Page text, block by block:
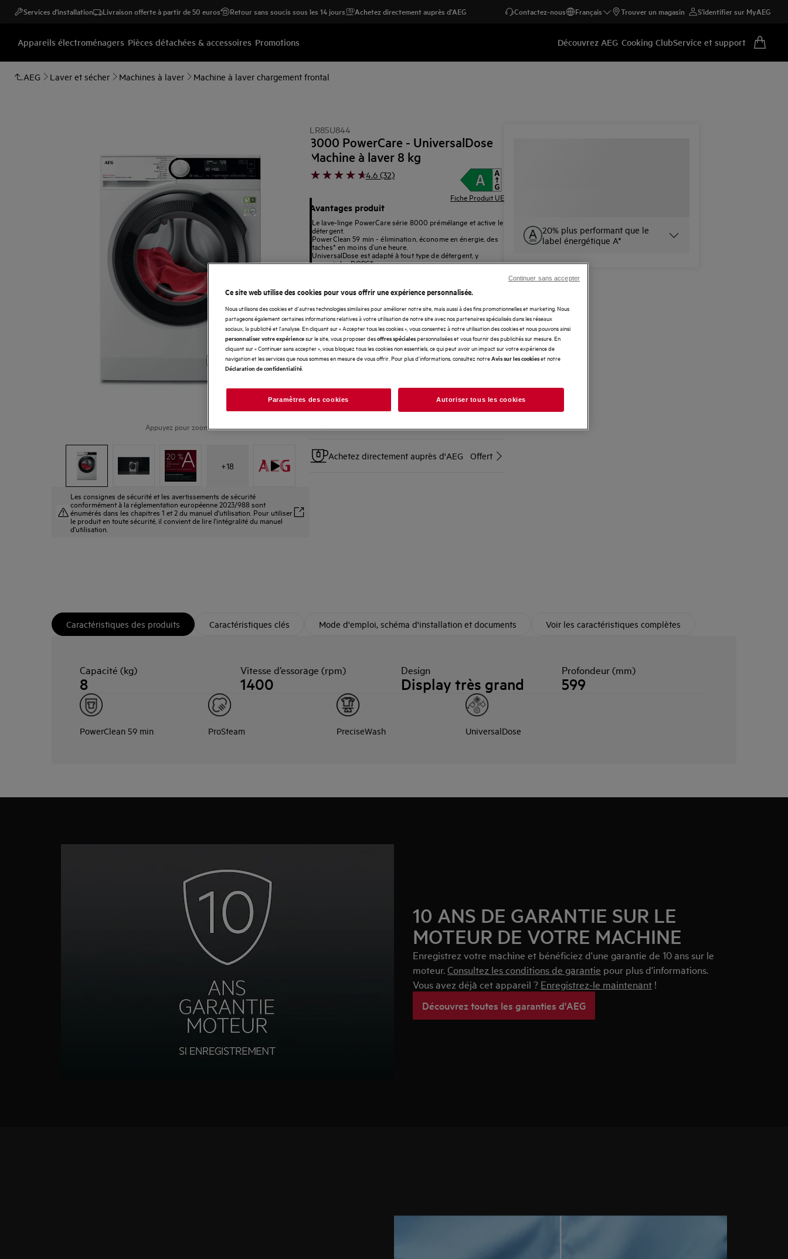
Services d'installation Livraison offerte à partir de 50 euros Retour sans soucis sous les 14 jours Achetez directement auprès d'AEG Contactez-nous Français Trouver un magasin S'identifier sur MyAEG
Appareils électroménagers Pièces détachées & accessoires Promotions Découvrez AEG Cooking ClubService et support
AEG Laver et sécher Machines à laver Machine à laver chargement frontal
Appuyez pour zoomer
+18
Les consignes de sécurité et les avertissements de sécurité
conformément à la réglementation européenne 2023/988 sont
énumérés dans les chapitres 1 et 2 du manuel d'utilisation. Pour utiliser
le produit en toute sécurité, il convient de lire l'intégralité du manuel
d'utilisation.
LR85U844
8000 PowerCare - UniversalDose
Machine à laver 8 kg
4.6 (32)
Fiche Produit UE
Avantages produit
Le lave-linge PowerCare série 8000 prémélange et active le
détergent.
PowerClean 59 min - élimination, économe en énergie, des
taches* en moins d’une heure.
UniversalDose est adapté à tout type de détergent, y
compris les PODS®.
SERVICES
Livraison à domicile sur rendez-vousOffert
Installation d'appareils pose libre 25 €
Offert
Achetez directement auprès d'AEG Offert
20% plus performant que le
label énergétique A*
Caractéristiques des produits Caractéristiques clés Mode d'emploi, schéma d'installation et documents Voir les caractéristiques complètes
Capacité (kg)
8
Vitesse d’essorage (rpm)
1400
Design
Display très grand
Profondeur (mm)
599
PowerClean 59 min ProSteam PreciseWash UniversalDose
10 ANS DE GARANTIE SUR LE
MOTEUR DE VOTRE MACHINE
Enregistrez votre machine et bénéficiez d'une garantie de 10 ans sur le
moteur. Consultez les conditions de garantie pour plus d'informations.
Vous avez déjà cet appareil ? Enregistrez-le maintenant !
Découvrez toutes les garanties d'AEG
Ce site web utilise des cookies pour vous offrir une expérience personnalisée.
Nous utilisons des cookies et d'autres technologies similaires pour améliorer notre site, mais aussi à des fins promotionnelles et marketing. Nous
partageons également certaines informations relatives à votre utilisation de notre site avec nos partenaires spécialisés dans les réseaux
sociaux, la publicité et l'analyse. En cliquant sur « Accepter tous les cookies », vous consentez à notre utilisation des cookies et nous pouvons ainsi
personnaliser votre expériencesur le site, vous proposer desoffres spécialespersonnalisées et vous fournir des publicités sur mesure. En
cliquant sur « Continuer sans accepter », vous bloquez tous les cookies non essentiels, ce qui peut avoir un impact sur votre expérience de
navigation et les services que nous sommes en mesure de vous offrir. Pour plus d'informations, consultez notreAvis sur les cookieset notre
Déclaration de confidentialité
Paramètres des cookies Autoriser tous les cookies
Continuer sans accepter